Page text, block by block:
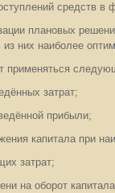
средств
плановых
из них наиболее
применяться
затрат;
прибыли;
капитала при
затрат;
на оборот